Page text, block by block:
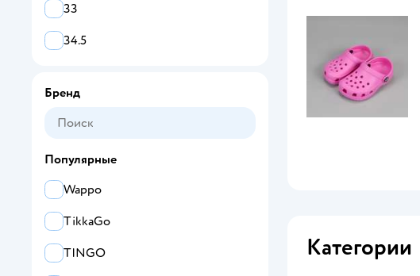
Категории
33
34.5
Бренд
Популярные
Wappo
TikkaGo
TINGO